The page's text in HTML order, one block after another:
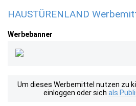
HAUSTÜRENLAND
Werbebanner
Um dieses Werbemittel nutzen zu
einloggen oder sich als